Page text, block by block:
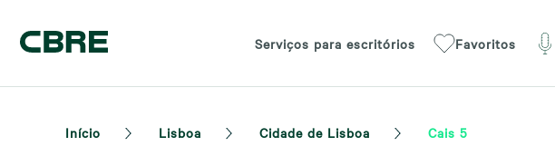
Serviços para escritórios Favoritos
Início Lisboa Cidade de Lisboa Cais 5